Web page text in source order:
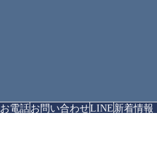
お電話お問い合わせLINE 新着情報